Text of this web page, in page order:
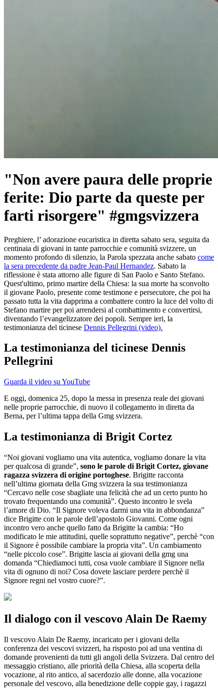
"Non avere paura delle proprie
ferite: Dio parte da queste per
farti risorgere" #gmgsvizzera
Preghiere, l’ adorazione eucaristica in diretta sabato sera, seguita da
centinaia di giovani in tante parrocchie e comunità svizzere, un
momento profondo di silenzio, la Parola spezzata anche sabato come
la sera precedente da padre Jean-Paul Hernandez. Sabato la
riflessione è stata attorno alle figure di San Paolo e Santo Stefano.
Quest'ultimo, primo martire della Chiesa: la sua morte ha sconvolto
il giovane Paolo, presente come testimone e persecutore, che poi ha
passato tutta la vita dapprima a combattere contro la luce del volto di
Stefano martire per poi arrendersi al combattimento e convertirsi,
diventando l’evangelizzatore dei popoli. Sempre ieri, la
testimonianza del ticinese Dennis Pellegrini (video).
La testimonianza del ticinese Dennis
Pellegrini
Guarda il video su YouTube
E oggi, domenica 25, dopo la messa in presenza reale dei giovani
nelle proprie parrocchie, di nuovo il collegamento in diretta da
Berna, per l’ultima tappa della Gmg svizzera.
La testimonianza di Brigit Cortez
“Noi giovani vogliamo una vita autentica, vogliamo donare la vita
per qualcosa di grande”, sono le parole di Brigit Cortez, giovane
ragazza svizzera di origine portoghese. Brigitte racconta
nell’ultima giornata della Gmg svizzera la sua testimonianza
“Cercavo nelle cose sbagliate una felicità che ad un certo punto ho
trovato frequentando una comunità”. Questo incontro le svela
l’amore di Dio. “Il Signore voleva darmi una vita in abbondanza”
dice Brigitte con le parole dell’apostolo Giovanni. Come ogni
incontro vero anche quello fatto da Brigitte la cambia: “Ho
modificato le mie attitudini, quelle soprattutto negative”, perchè “con
il Signore è possibile cambiare la propria vita”. Un cambiamento
“nelle piccolo cose”. Brigitte lascia ai giovani della gmg una
domanda “Chiediamoci tutti, cosa vuole cambiare il Signore nella
vita di ognuno di noi? Cosa dovete lasciare perdere perchè il
Signore regni nel vostro cuore?”.
Il dialogo con il vescovo Alain De Raemy
Il vescovo Alain De Raemy, incaricato per i giovani della
conferenza dei vescovi svizzeri, ha risposto poi ad una ventina di
domande provenienti da tutti gli angoli della Svizzera. Dal centro del
messaggio cristiano, alle priorità della Chiesa, alla scoperta della
vocazione, al rito antico, al sacerdozio alle donne, alla vocazione
personale del vescovo, alla benedizione delle coppie gay, i ragazzi